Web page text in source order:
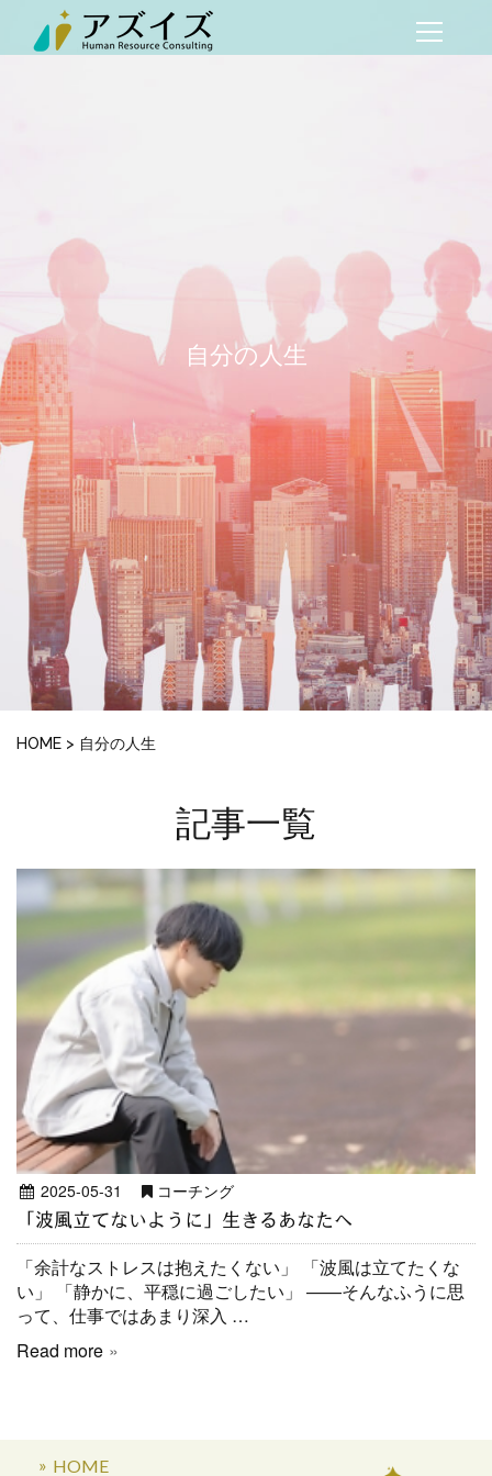
自分の人生
HOME > 自分の人生
記事一覧
2025-05-31 コーチング
「波風立てないように」生きるあなたへ
「余計なストレスは抱えたくない」 「波風は立てたくな
い」 「静かに、平穏に過ごしたい」 ——そんなふうに思
って、仕事ではあまり深入 …
Read more
HOME